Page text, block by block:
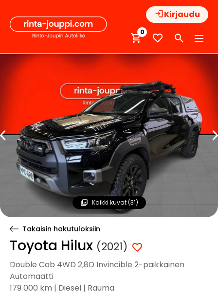
sisältöön
Kirjaudu
0
Kaikki kuvat (31)
Takaisin hakutuloksiin
Toyota Hilux (2021)
Double Cab 4WD 2,8D Invincible 2-paikkainen
Automaatti
179 000 km | Diesel | Rauma